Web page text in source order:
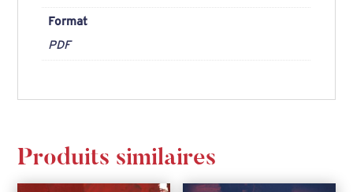
Format
PDF
Produits similaires